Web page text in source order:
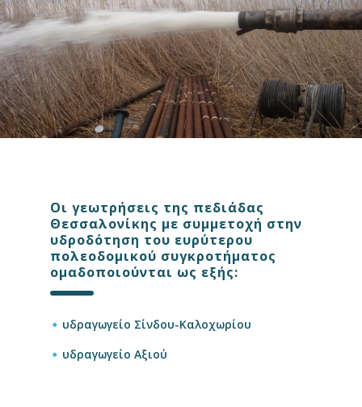
Οι γεωτρήσεις της πεδιάδας
Θεσσαλονίκης με συμμετοχή στην
υδροδότηση του ευρύτερου
πολεοδομικού συγκροτήματος
ομαδοποιούνται ως εξής:
υδραγωγείο Σίνδου-Καλοχωρίου
υδραγωγείο Αξιού